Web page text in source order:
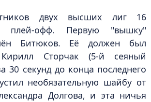
двух высших лиг 16
плей-офф. Первую "вышку"
Битюков. Её должен был
Сторчак (5-й сеяный
30 секунд до конца последнего
необязательную шайбу от
Долгова, и эта ничья